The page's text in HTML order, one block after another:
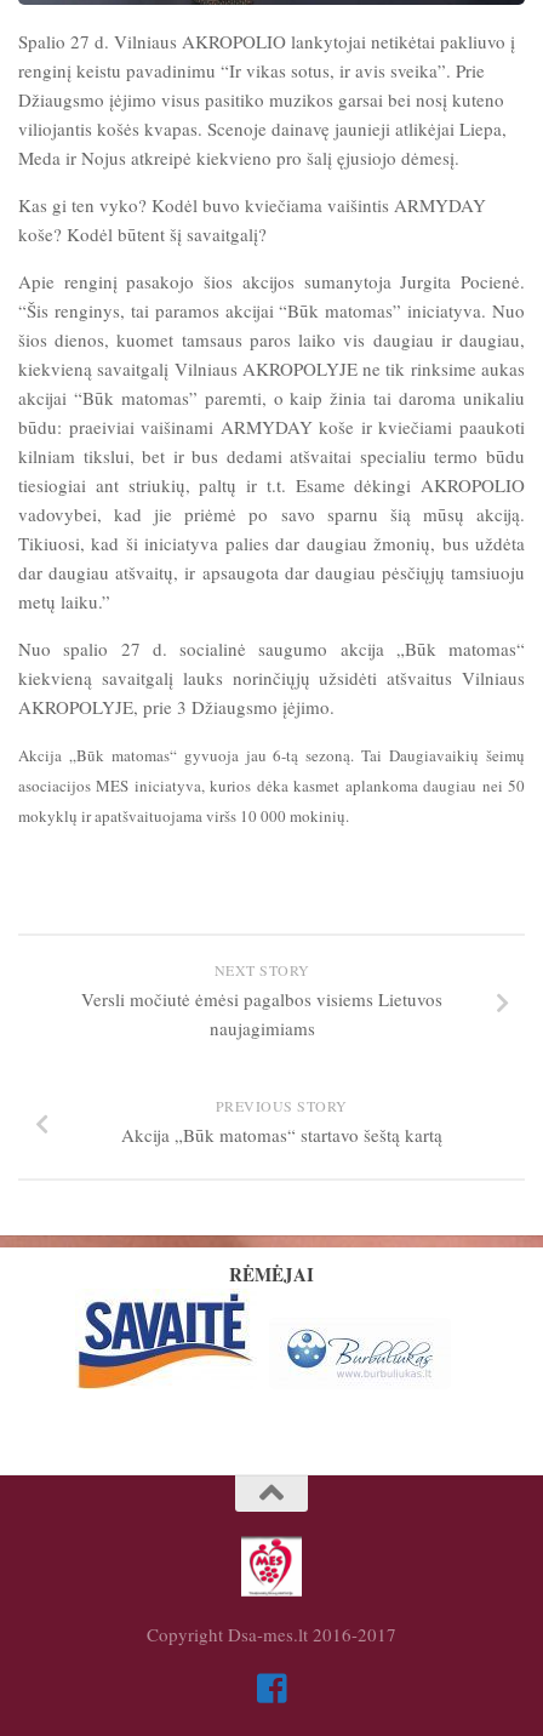
Spalio 27 d. Vilniaus AKROPOLIO lankytojai netikėtai pakliuvo į
renginį keistu pavadinimu “Ir vikas sotus, ir avis sveika”. Prie
Džiaugsmo įėjimo visus pasitiko muzikos garsai bei nosį kuteno
viliojantis košės kvapas. Scenoje dainavę jaunieji atlikėjai Liepa,
Meda ir Nojus atkreipė kiekvieno pro šalį ęjusiojo dėmesį.
Kas gi ten vyko? Kodėl buvo kviečiama vaišintis ARMYDAY
koše? Kodėl būtent šį savaitgalį?
Apie renginį pasakojo šios akcijos sumanytoja Jurgita Pocienė.
“Šis renginys, tai paramos akcijai “Būk matomas” iniciatyva. Nuo
šios dienos, kuomet tamsaus paros laiko vis daugiau ir daugiau,
kiekvieną savaitgalį Vilniaus AKROPOLYJE ne tik rinksime aukas
akcijai “Būk matomas” paremti, o kaip žinia tai daroma unikaliu
būdu: praeiviai vaišinami ARMYDAY koše ir kviečiami paaukoti
kilniam tikslui, bet ir bus dedami atšvaitai specialiu termo būdu
tiesiogiai ant striukių, paltų ir t.t. Esame dėkingi AKROPOLIO
vadovybei, kad jie priėmė po savo sparnu šią mūsų akciją.
Tikiuosi, kad ši iniciatyva palies dar daugiau žmonių, bus uždėta
dar daugiau atšvaitų, ir apsaugota dar daugiau pėsčiųjų tamsiuoju
metų laiku.”
Nuo spalio 27 d. socialinė saugumo akcija „Būk matomas“
kiekvieną savaitgalį lauks norinčiųjų užsidėti atšvaitus Vilniaus
AKROPOLYJE, prie 3 Džiaugsmo įėjimo.
Akcija „Būk matomas“ gyvuoja jau 6-tą sezoną. Tai Daugiavaikių šeimų
asociacijos MES iniciatyva, kurios dėka kasmet aplankoma daugiau nei 50
mokyklų ir apatšvaituojama viršs 10 000 mokinių.
NEXT STORY
Versli močiutė ėmėsi pagalbos visiems Lietuvos
naujagimiams
PREVIOUS STORY
Akcija „Būk matomas“ startavo šeštą kartą
RĖMĖJAI
Copyright Dsa-mes.lt 2016-2017